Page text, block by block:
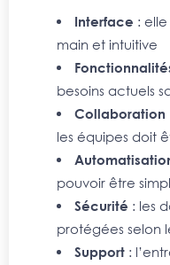
Interface :
main et intuitive
besoins actuels
Collaboration
les équipes doit
pouvoir être
Sécurité : les
protégées selon
Support :